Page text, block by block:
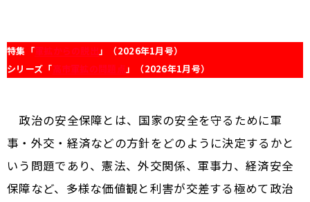
特集「軍拡からの脱出」（2026年1月号）
シリーズ「高市軍拡の問題点」（2026年1月号）
政治の安全保障とは、国家の安全を守るために軍
事・外交・経済などの方針をどのように決定するかと
いう問題であり、憲法、外交関係、軍事力、経済安全
保障など、多様な価値観と利害が交差する極めて政治